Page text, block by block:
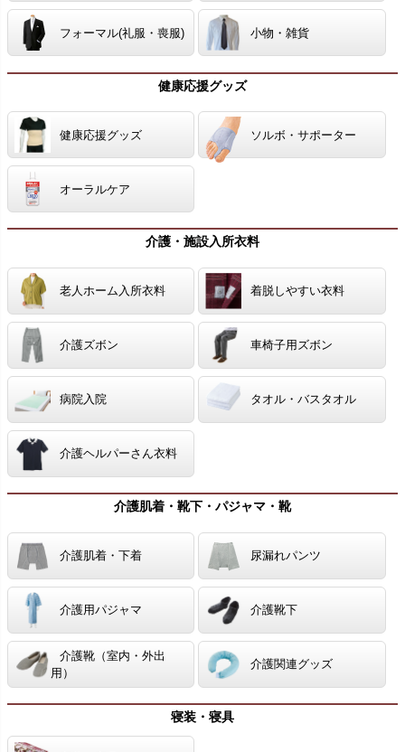
フォーマル(礼服・喪服) 小物・雑貨
健康応援グッズ
健康応援グッズ ソルボ・サポーター
オーラルケア
介護・施設入所衣料
老人ホーム入所衣料 着脱しやすい衣料
介護ズボン 車椅子用ズボン
病院入院 タオル・バスタオル
介護ヘルパーさん衣料
介護肌着・靴下・パジャマ・靴
介護肌着・下着 尿漏れパンツ
介護用パジャマ 介護靴下
介護靴（室内・外出
用）
介護関連グッズ
寝装・寝具